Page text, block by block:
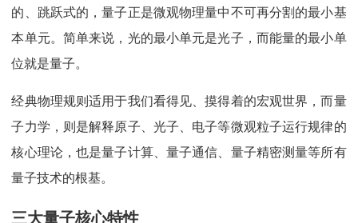
的、跳跃式的，量子正是微观物理量中不可再分割的最小基
本单元。简单来说，光的最小单元是光子，而能量的最小单
位就是量子。
经典物理规则适用于我们看得见、摸得着的宏观世界，而量
子力学，则是解释原子、光子、电子等微观粒子运行规律的
核心理论，也是量子计算、量子通信、量子精密测量等所有
量子技术的根基。
三大量子核心特性